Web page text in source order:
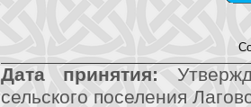
Дата принятия:
сельского поселения